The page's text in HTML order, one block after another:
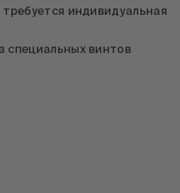
индивидуальная
специальных винтов